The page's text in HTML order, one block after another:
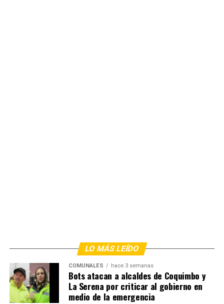
LO MÁS LEÍDO
COMUNALES hace 3 semanas
Bots atacan a alcaldes de Coquimbo y
La Serena por criticar al gobierno en
medio de la emergencia